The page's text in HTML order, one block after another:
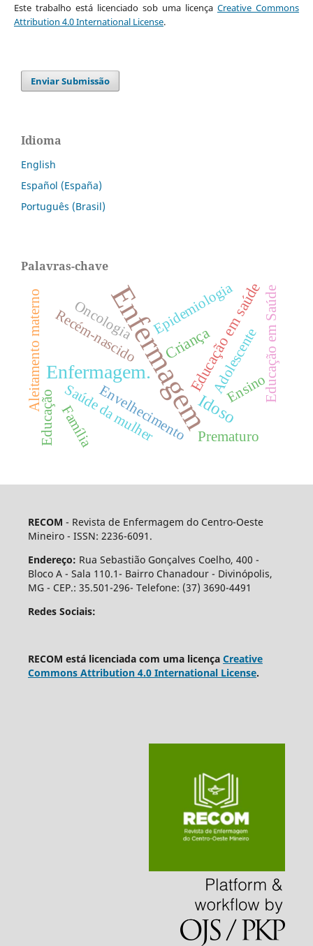
Este trabalho está licenciado sob uma licençaCreative Commons
Attribution 4.0 International License.
Enviar Submissão
Idioma
English
Español (España)
Português (Brasil)
Palavras-chave
Enfermagem
Enfermagem.
Idoso
CriançaEducação em saúdeEducação em Saúde
Envelhecimento
Saúde da mulher
Adolescente
Família
Aleitamento materno Ensino
Epidemiologia
Recém-nascido
Oncologia
Prematuro
Educação
RECOM - Revista de Enfermagem do Centro-Oeste
Mineiro - ISSN: 2236-6091.
Endereço: Rua Sebastião Gonçalves Coelho, 400 -
Bloco A - Sala 110.1- Bairro Chanadour - Divinópolis,
MG - CEP.: 35.501-296- Telefone: (37) 3690-4491
Redes Sociais:
RECOM está licenciada com uma licença Creative
Commons Attribution 4.0 International License.